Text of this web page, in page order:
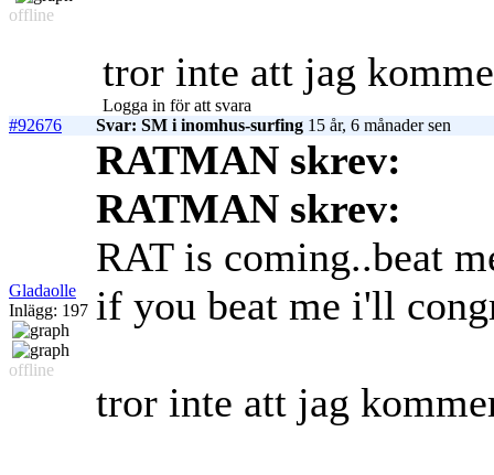
offline
tror inte att jag
Logga in för att svara
#92676
Svar: SM i inomhus-surfing 15 år, 6 månader sen
Gladaolle
Inlägg: 197
offline
RATMAN skrev:
RATMAN skrev:
RAT is coming..beat
if you beat me i'll
tror inte att jag